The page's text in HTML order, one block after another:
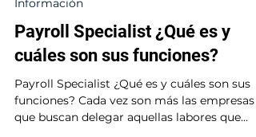
Información
Payroll Specialist ¿Qué es y
cuáles son sus funciones?
Payroll Specialist ¿Qué es y cuáles son sus